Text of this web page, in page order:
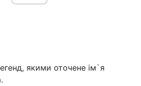
якими оточене ім`я